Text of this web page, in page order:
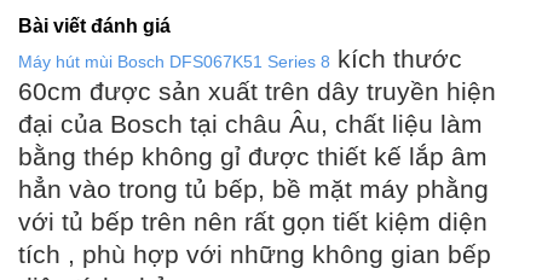
Bài viết đánh giá
Máy hút mùi Bosch DFS067K51 Series 8 kích thước
60cm được sản xuất trên dây truyền hiện
đại của Bosch tại châu Âu, chất liệu làm
bằng thép không gỉ được thiết kế lắp âm
hẳn vào trong tủ bếp, bề mặt máy phằng
với tủ bếp trên nên rất gọn tiết kiệm diện
tích , phù hợp với những không gian bếp